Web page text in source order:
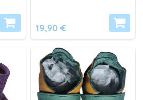
19,90 €